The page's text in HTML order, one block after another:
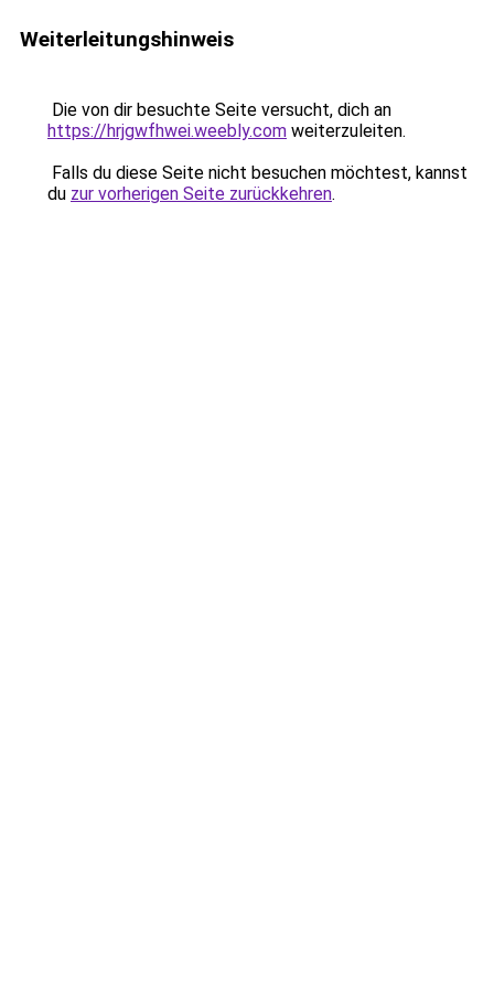
Weiterleitungshinweis
Die von dir besuchte Seite versucht, dich an
https://hrjgwfhwei.weebly.com weiterzuleiten.
Falls du diese Seite nicht besuchen möchtest, kannst
du zur vorherigen Seite zurückkehren.